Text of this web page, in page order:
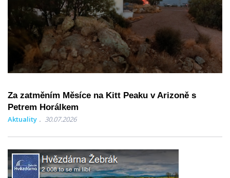
Za zatměním Měsíce na Kitt Peaku v Arizoně s
Petrem Horálkem
Aktuality 30.07.2026